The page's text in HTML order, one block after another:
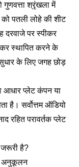
गुणवत्ता श्रृंखला में
पतली लोहे की शीट
दरवाजे पर स्पीकर
स्थापित करने के
सुधार के लिए जगह छोड़
प्लेट कंपन या
है। सर्वोत्तम ऑडियो
रहित परावर्तक प्लेट
है?
अनुकूलन